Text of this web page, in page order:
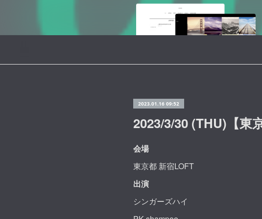
2023.01.16 09:52
2023/3/30 (THU)【東
会場
東京都 新宿LOFT
出演
シンガーズハイ